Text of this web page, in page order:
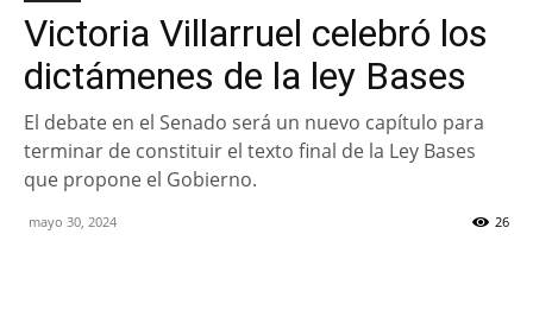
Victoria Villarruel celebró los
dictámenes de la ley Bases
El debate en el Senado será un nuevo capítulo para
terminar de constituir el texto final de la Ley Bases
que propone el Gobierno.
mayo 30, 2024 26